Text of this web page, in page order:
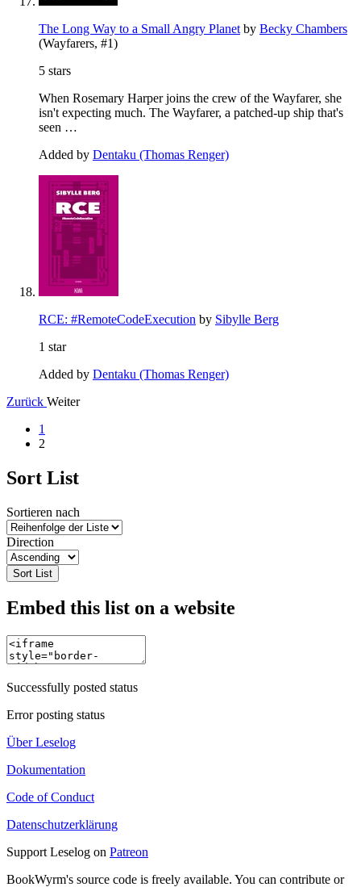
The Long Way to a Small Angry Planet by Becky Chambers
(Wayfarers, #1)
5 stars
When Rosemary Harper joins the crew of the Wayfarer, she
isn't expecting much. The Wayfarer, a patched-up ship that's
seen …
Added by Dentaku (Thomas Renger)
RCE: #RemoteCodeExecution by Sibylle Berg
1 star
Added by Dentaku (Thomas Renger)
Zurück Weiter
1
2
Sort List
Sortieren nach
Direction
Sort List
Embed this list on a website
Successfully posted status
Error posting status
Über Leselog
Dokumentation
Code of Conduct
Datenschutzerklärung
Support Leselog on Patreon
BookWyrm's source code is freely available. You can contribute or